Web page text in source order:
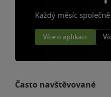
Každý měsíc
Více o aplikaci
Často navštěvované